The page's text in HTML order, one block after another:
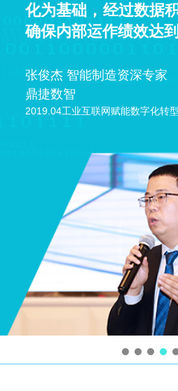
化为基础，经过数据
确保内部运作绩效达
张俊杰 智能制造资深专家
鼎捷数智
2019.04工业互联网赋能数字化转型